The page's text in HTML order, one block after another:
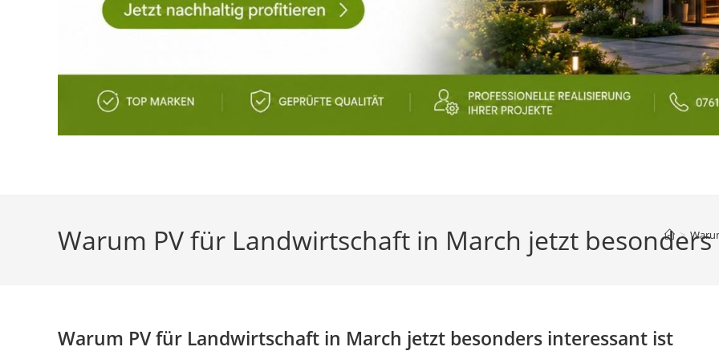
Warum PV für Landwirtschaft in March jetzt >
Warum PV für Landwirtschaft in March jetzt besonders interessant ist